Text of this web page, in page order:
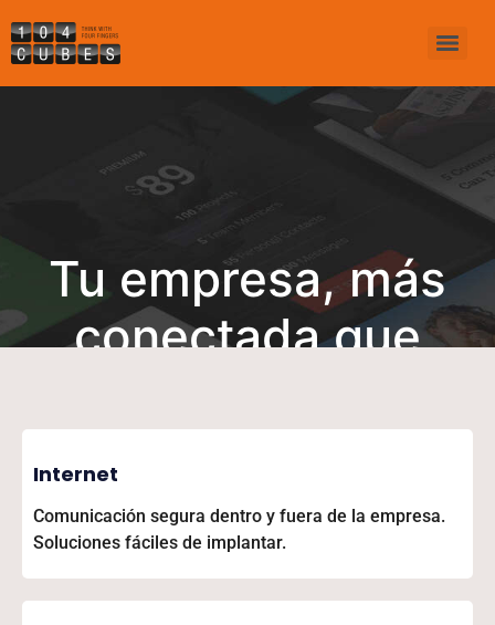
Tu empresa, más
conectada que
Internet
Comunicación segura dentro y fuera de la empresa.
Soluciones fáciles de implantar.